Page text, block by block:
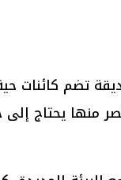
تضم كائنات
منها يحتاج إلى